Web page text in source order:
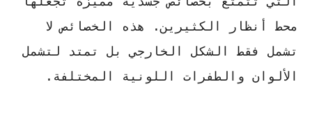
محط أنظار الكثيرين. هذه الخصائص لا
تشمل فقط الشكل الخارجي بل تمتد لتشمل
الألوان والطفرات اللونية المختلفة.